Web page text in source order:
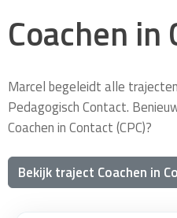
Coachen in
Marcel begeleidt alle
Pedagogisch Contact.
Coachen in Contact (CPC)?
Bekijk traject Coachen in